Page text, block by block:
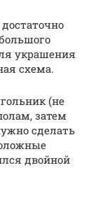
украшения
схема.
(не
затем
сделать
двойной